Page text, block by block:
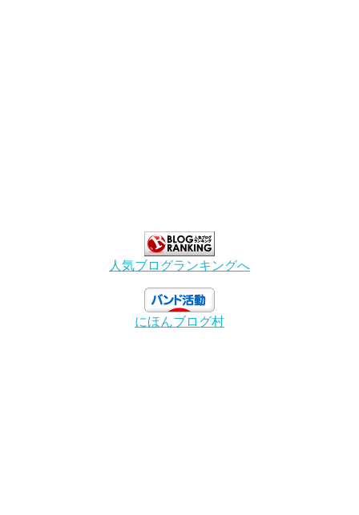
人気ブログランキングへ
にほんブログ村